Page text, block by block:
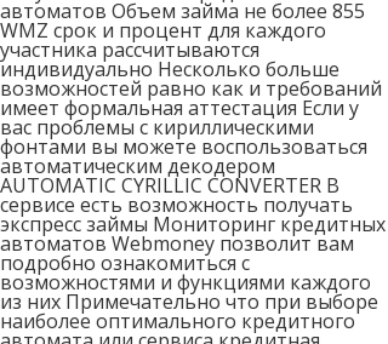
автоматов Объем займа не более 855
WMZ срок и процент для каждого
участника рассчитываются
индивидуально Несколько больше
возможностей равно как и требований
имеет формальная аттестация Если у
вас проблемы с кириллическими
фонтами вы можете воспользоваться
автоматическим декодером
AUTOMATIC CYRILLIC CONVERTER В
сервисе есть возможность получать
экспресс займы Мониторинг кредитных
автоматов Webmoney позволит вам
подробно ознакомиться с
возможностями и функциями каждого
из них Примечательно что при выборе
наиболее оптимального кредитного